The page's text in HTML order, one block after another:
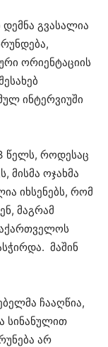
გვასალია
ორიენტაციის
ინტერვიუში
წელს, როდესაც
მისმა ოჯახმა
იხსენებს, რომ
მაგრამ
მაშინ
ჩააღწია,
სინანულით
არ